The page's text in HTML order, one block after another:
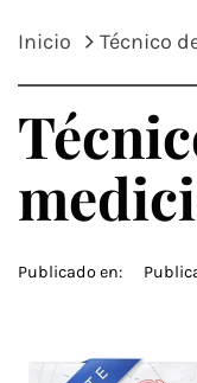
Inicio Técnico
Publicado en: